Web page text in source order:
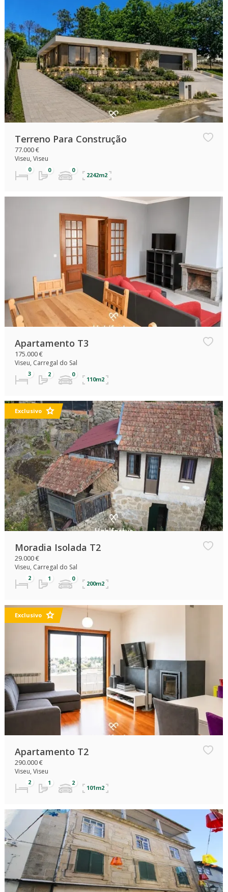
Terreno Para Construção
77.000 €
Viseu, Viseu
2242m2
Apartamento T3
175.000 €
Viseu, Carregal do Sal
110m2
Exclusivo
Moradia Isolada T2
29.000 €
Viseu, Carregal do Sal
200m2
Exclusivo
Apartamento T2
290.000 €
Viseu, Viseu
101m2